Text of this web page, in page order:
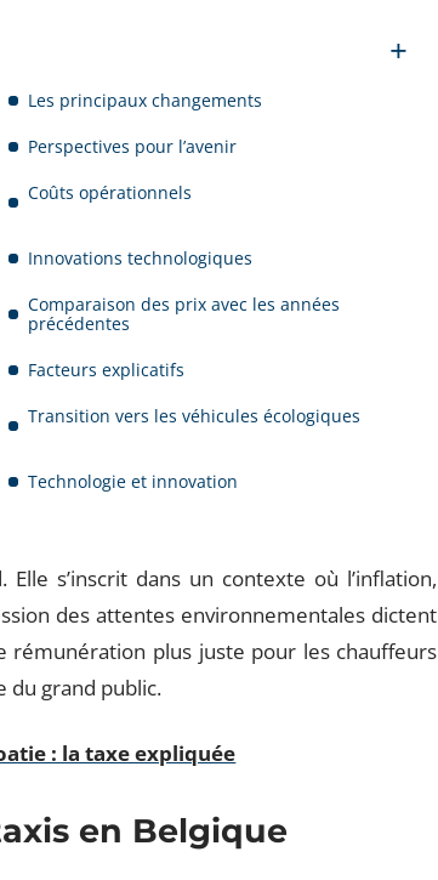
Les principaux changements
Perspectives pour l’avenir
Coûts opérationnels
Innovations technologiques
Comparaison des prix avec les années
précédentes
Facteurs explicatifs
Transition vers les véhicules écologiques
Technologie et innovation
s’inscrit dans un contexte où l’inflation,
des attentes environnementales dictent
rémunération plus juste pour les chauffeurs
du grand public.
: la taxe expliquée
en Belgique